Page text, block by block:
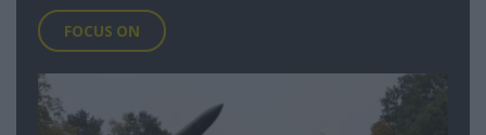
FOCUS ON